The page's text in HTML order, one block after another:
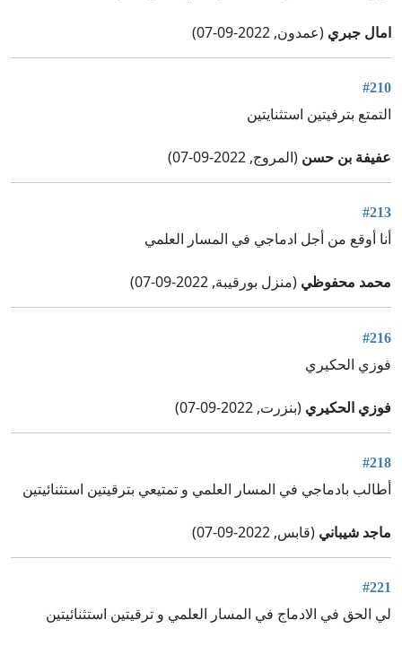
امال جبري (عمدون, 2022-09-07)
#210
التمتع بترفيتين استثنايتين
عفيفة بن حسن (المروج, 2022-09-07)
#213
أنا أوقع من أجل ادماجي في المسار العلمي
محمد محفوظي (منزل بورقيبة, 2022-09-07)
#216
فوزي الحكيري
فوزي الحكيري (بنزرت, 2022-09-07)
#218
أطالب بادماجي في المسار العلمي و تمتيعي بترقيتين استثنائيتين
ماجد شيباني (قابس, 2022-09-07)
#221
لي الحق في الادماج في المسار العلمي و ترقيتين استثنائيتين